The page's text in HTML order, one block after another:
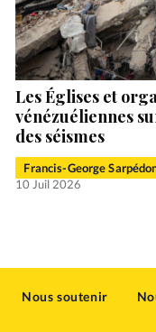
Les Églises et
vénézuéliennes
des séismes
Francis-George
10 Juil 2026
Nous soutenir